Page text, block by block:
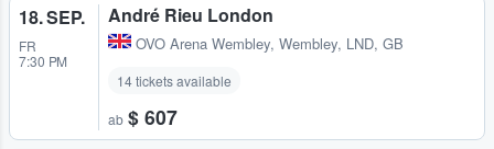
18. SEP.
FR
7:30 PM
André Rieu London
OVO Arena Wembley, Wembley, LND, GB
14 tickets available
ab $ 607